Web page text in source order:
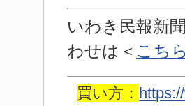
いわき民報新
わせは ＜ こち
買い方：